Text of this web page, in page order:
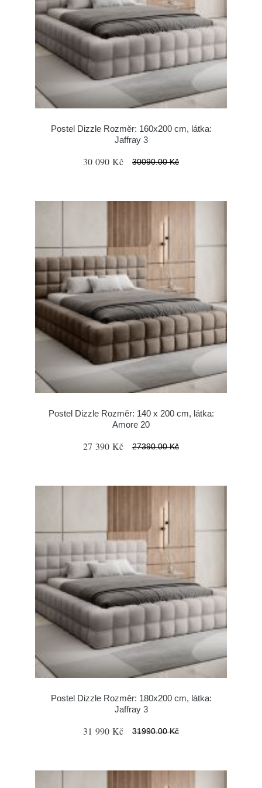
Postel Dizzle Rozměr: 160x200 cm, látka:
Jaffray 3
30 090 Kč 30090.00 Kč
Postel Dizzle Rozměr: 140 x 200 cm, látka:
Amore 20
27 390 Kč 27390.00 Kč
Postel Dizzle Rozměr: 180x200 cm, látka:
Jaffray 3
31 990 Kč 31990.00 Kč